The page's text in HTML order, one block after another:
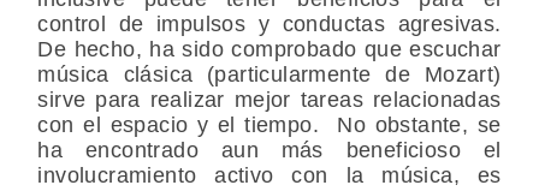
control de impulsos y conductas agresivas.
De hecho, ha sido comprobado que escuchar
música clásica (particularmente de Mozart)
sirve para realizar mejor tareas relacionadas
con el espacio y el tiempo. No obstante, se
ha encontrado aun más beneficioso el
involucramiento activo con la música, es